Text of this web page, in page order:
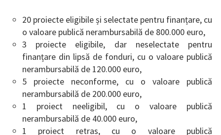
20 proiecte eligibile și selectate pentru finanțare, cu
o valoare publică nerambursabilă de 800.000 euro,
3 proiecte eligibile, dar neselectate pentru
finanțare din lipsă de fonduri, cu o valoare publică
nerambursabilă de 120.000 euro,
5 proiecte neconforme, cu o valoare publică
nerambursabilă de 200.000 euro,
1 proiect neeligibil, cu o valoare publică
nerambursabilă de 40.000 euro,
1 proiect retras, cu o valoare publică